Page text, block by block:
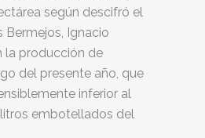
según descifró el
Ignacio
la producción de
del presente año, que
inferior al
embotellados del